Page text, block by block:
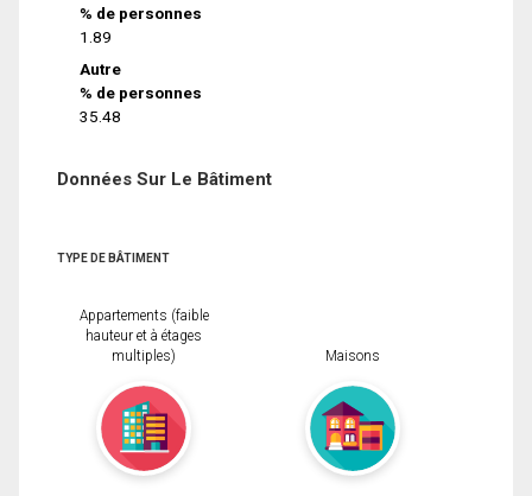
% de personnes
1.89
Autre
% de personnes
35.48
Données Sur Le Bâtiment
TYPE DE BÂTIMENT
Appartements (faible
hauteur et à étages
multiples)
Maisons